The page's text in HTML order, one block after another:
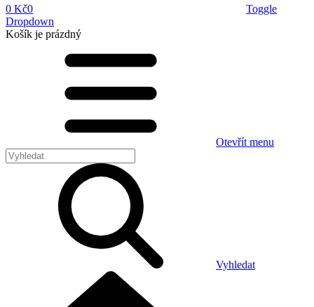
0 Kč0
Toggle
Dropdown
Košík je prázdný
Otevřít menu
Vyhledat